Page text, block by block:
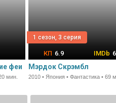
феи
мин.
1 сезон, 3 серия
6.9
Мэрдок Скрэмбл
2010 • Япония • Фантастика • 69